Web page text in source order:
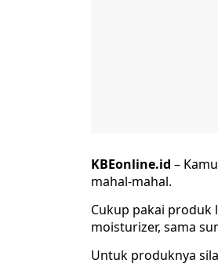
KBEonline.id –
mahal-mahal.
Cukup pakai produk
moisturizer, sama
Untuk produknya